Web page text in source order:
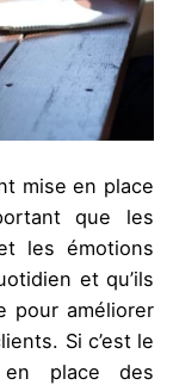
mise en place
que les
les émotions
et qu’ils
pour améliorer
Si c’est le
place des